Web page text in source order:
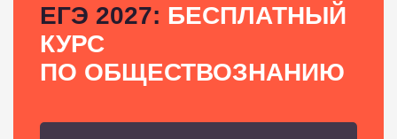
ЕГЭ 2027: БЕСПЛАТНЫЙ
КУРС
ПО ОБЩЕСТВОЗНАНИЮ